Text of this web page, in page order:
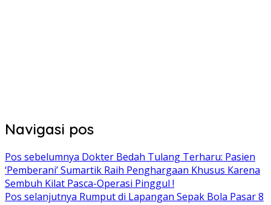
Navigasi pos
Pos sebelumnya Dokter Bedah Tulang Terharu: Pasien
‘Pemberani’ Sumartik Raih Penghargaan Khusus Karena
Sembuh Kilat Pasca-Operasi Pinggul !
Pos selanjutnya Rumput di Lapangan Sepak Bola Pasar 8